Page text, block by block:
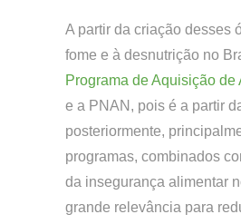
A partir da criação desses
fome e à desnutrição no
Programa de Aquisição de
e a PNAN, pois é a partir
posteriormente,
programas, combinados
da insegurança alimentar
grande relevância para